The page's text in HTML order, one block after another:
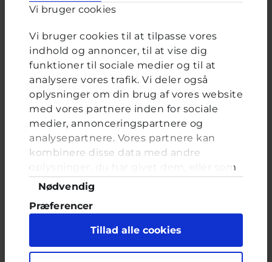
Vi bruger cookies
Vi bruger cookies til at tilpasse vores
indhold og annoncer, til at vise dig
funktioner til sociale medier og til at
analysere vores trafik. Vi deler også
oplysninger om din brug af vores website
med vores partnere inden for sociale
medier, annonceringspartnere og
analysepartnere. Vores partnere kan
kombinere disse data med andre
oplysninger, du har givet dem, eller som
de har indsamlet fra din brug af deres
tjenester. Du samtykker til vores cookies,
hvis du fortsætter med at anvende vores
hjemmeside.
Samtykkevalg
Nødvendig
Præferencer
Marketing
Tillad alle cookies
Marie, frivillig uddannet ungerådgiver hos Cyberhus
har svaret på dette spørgsmål
Relateret indhold
Brevkassen holder sommerferie, så det er ikke muligt at
oprette et nyt spørgsmål.
Du kan stadig læse tidligere spørgsmål og svar.